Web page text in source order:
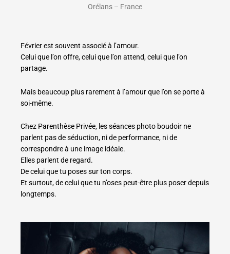
Orélans – France
Février est souvent associé à l’amour.
Celui que l’on offre, celui que l’on attend, celui que l’on
partage.
Mais beaucoup plus rarement à l’amour que l’on se porte à
soi-même.
Chez Parenthèse Privée, les séances photo boudoir ne
parlent pas de séduction, ni de performance, ni de
correspondre à une image idéale.
Elles parlent de regard.
De celui que tu poses sur ton corps.
Et surtout, de celui que tu n’oses peut-être plus poser depuis
longtemps.